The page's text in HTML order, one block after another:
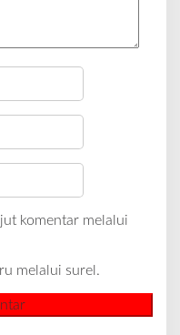
komentar melalui
melalui surel.